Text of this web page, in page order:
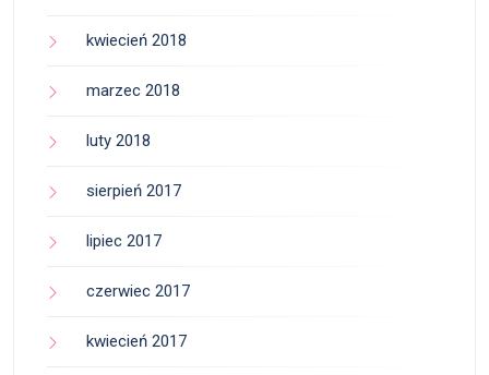
kwiecień 2018
marzec 2018
luty 2018
sierpień 2017
lipiec 2017
czerwiec 2017
kwiecień 2017